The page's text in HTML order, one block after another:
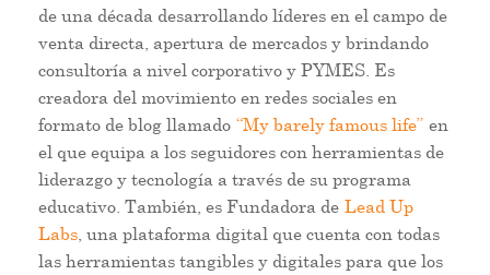
de una década desarrollando líderes en el campo de
venta directa, apertura de mercados y brindando
consultoría a nivel corporativo y PYMES. Es
creadora del movimiento en redes sociales en
formato de blog llamado “My barely famous life” en
el que equipa a los seguidores con herramientas de
liderazgo y tecnología a través de su programa
educativo. También, es Fundadora de Lead Up
Labs , una plataforma digital que cuenta con todas
las herramientas tangibles y digitales para que los